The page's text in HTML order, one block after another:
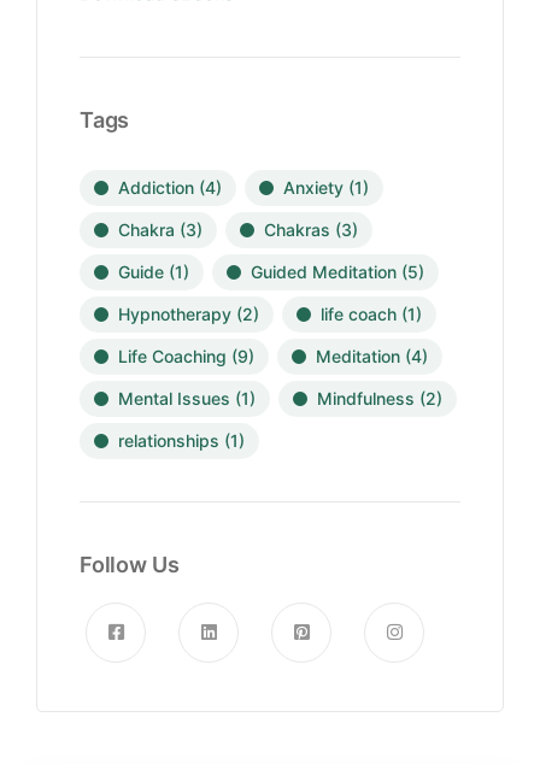
Tags
Addiction (4) Anxiety (1)
Chakra (3) Chakras (3)
Guide (1) Guided Meditation (5)
Hypnotherapy (2) life coach (1)
Life Coaching (9) Meditation (4)
Mental Issues (1) Mindfulness (2)
relationships (1)
Follow Us